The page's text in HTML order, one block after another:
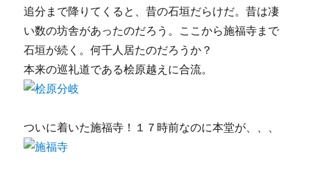
追分まで降りてくると、昔の石垣だらけだ。昔は凄
い数の坊舎があったのだろう。ここから施福寺まで
石垣が続く。何千人居たのだろうか？
本来の巡礼道である桧原越えに合流。
ついに着いた施福寺！１７時前なのに本堂が、、、